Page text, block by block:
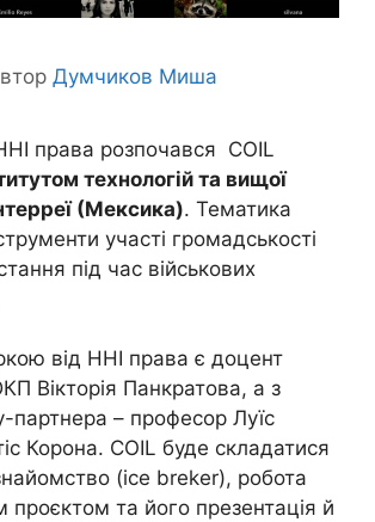
Думчиков Миша
права розпочався COIL
технологій та вищої
(Мексика). Тематика
участі громадськості
під час військових
від ННІ права є доцент
Вікторія Панкратова, а з
партнера – професор Луїс
Корона. COIL буде складатися
(ice breker), робота
проєктом та його презентація й